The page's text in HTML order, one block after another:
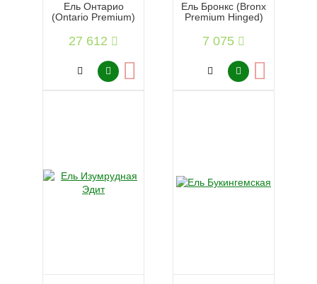
Ель Онтарио
(Ontario Premium)
27 612
Ель Бронкс (Bronx
Premium Hinged)
7 075